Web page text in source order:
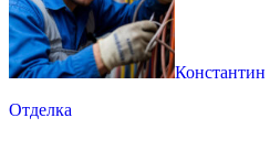
Константин
Отделка